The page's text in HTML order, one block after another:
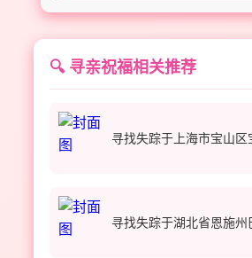
🔍 寻亲祝福相关推荐
寻找失踪于上海市宝山区
寻找失踪于湖北省恩施州